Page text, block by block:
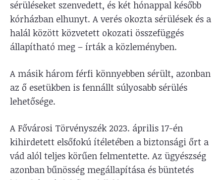
sérüléseket szenvedett, és két hónappal később
kórházban elhunyt. A verés okozta sérülések és a
halál között közvetett okozati összefüggés
állapítható meg – írták a közleményben.
A másik három férfi könnyebben sérült, azonban
az ő esetükben is fennállt súlyosabb sérülés
lehetősége.
A Fővárosi Törvényszék 2023. április 17-én
kihirdetett elsőfokú ítéletében a biztonsági őrt a
vád alól teljes körűen felmentette. Az ügyészség
azonban bűnösség megállapítása és büntetés